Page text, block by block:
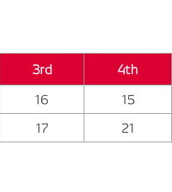
3rd 4th
16 15
17 21